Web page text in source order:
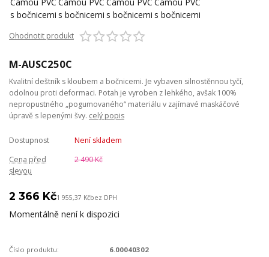
Ohodnotit produkt
M-AUSC250C
Kvalitní deštník s kloubem a bočnicemi. Je vybaven silnostěnnou tyčí,
odolnou proti deformaci. Potah je vyroben z lehkého, avšak 100%
nepropustného „pogumovaného“ materiálu v zajímavé maskáčové
úpravě s lepenými švy. celý popis
Dostupnost
Není skladem
Cena před
slevou
2 490 Kč
2 366 Kč1 955,37 Kčbez DPH
Momentálně není k dispozici
Číslo produktu:
6.00040302